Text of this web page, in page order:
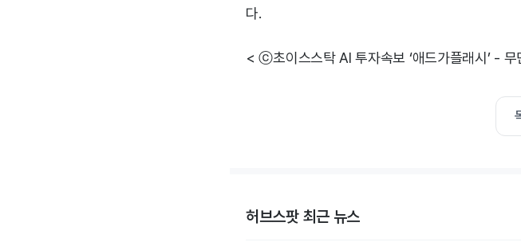
다.
< ⓒ초이스스탁 AI 투자속보 ‘애드가플래시’ -
허브스팟 최근 뉴스